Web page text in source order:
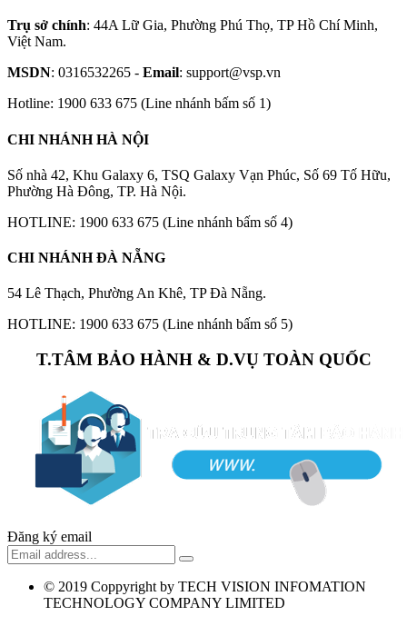
Trụ sở chính: 44A Lữ Gia, Phường Phú Thọ, TP Hồ Chí Minh,
Việt Nam.
MSDN: 0316532265 - Email: support@vsp.vn
Hotline: 1900 633 675 (Line nhánh bấm số 1)
CHI NHÁNH HÀ NỘI
Số nhà 42, Khu Galaxy 6, TSQ Galaxy Vạn Phúc, Số 69 Tố Hữu,
Phường Hà Đông, TP. Hà Nội.
HOTLINE: 1900 633 675 (Line nhánh bấm số 4)
CHI NHÁNH ĐÀ NẴNG
54 Lê Thạch, Phường An Khê, TP Đà Nẵng.
HOTLINE: 1900 633 675 (Line nhánh bấm số 5)
T.TÂM BẢO HÀNH & D.VỤ TOÀN QUỐC
Đăng ký email
© 2019 Coppyright by TECH VISION INFOMATION
TECHNOLOGY COMPANY LIMITED